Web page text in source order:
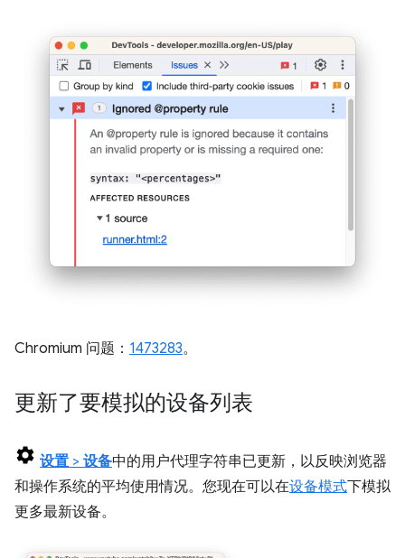
Chromium 问题： 1473283。
更新了要模拟的设备列表
设置 > 设备中的用户代理字符串已更新，以反映浏览器
和操作系统的平均使用情况。您现在可以在设备模式下模拟
更多最新设备。